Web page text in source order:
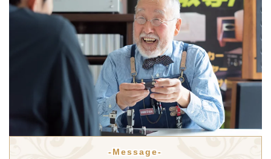
-Message-